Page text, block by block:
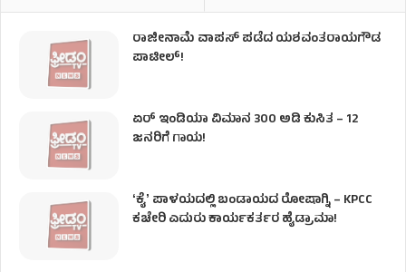
ರಾಜೀನಾಮೆ ವಾಪಸ್ ಪಡೆದ ಯಶವಂತರಾಯಗೌಡ
ಪಾಟೀಲ್‌!
ಏರ್ ಇಂಡಿಯಾ ವಿಮಾನ 300 ಅಡಿ ಕುಸಿತ – 12
ಜನರಿಗೆ ಗಾಯ!
ʻಕೈʼ​ ಪಾಳಯದಲ್ಲಿ ಬಂಡಾಯದ ರೋಷಾಗ್ನಿ – KPCC
ಕಚೇರಿ ಎದುರು ಕಾರ್ಯಕರ್ತರ ಹೈಡ್ರಾಮಾ!